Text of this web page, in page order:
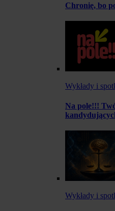
Chronię, bo
Wykłady i
Na pole!!!
Wykłady i